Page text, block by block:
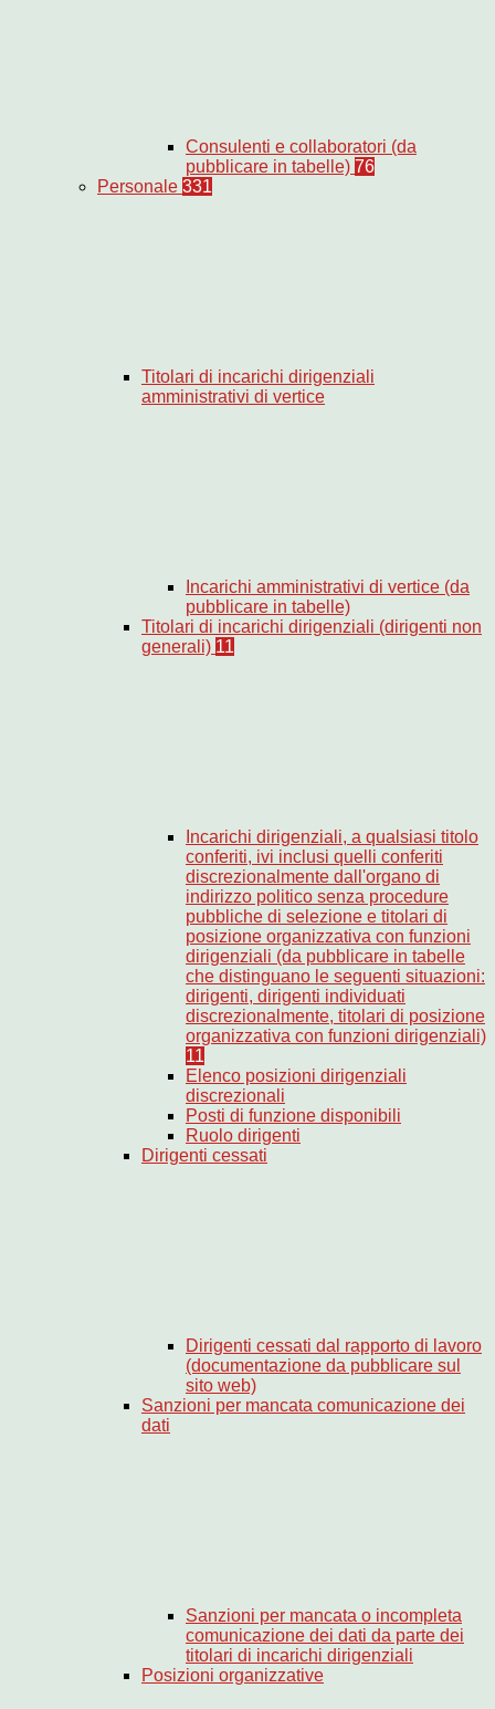
Consulenti e collaboratori (da
pubblicare in tabelle) 76
Personale 331
Titolari di incarichi dirigenziali
amministrativi di vertice
Incarichi amministrativi di vertice (da
pubblicare in tabelle)
Titolari di incarichi dirigenziali (dirigenti non
generali) 11
Incarichi dirigenziali, a qualsiasi titolo
conferiti, ivi inclusi quelli conferiti
discrezionalmente dall'organo di
indirizzo politico senza procedure
pubbliche di selezione e titolari di
posizione organizzativa con funzioni
dirigenziali (da pubblicare in tabelle
che distinguano le seguenti situazioni:
dirigenti, dirigenti individuati
discrezionalmente, titolari di posizione
organizzativa con funzioni dirigenziali)
11
Elenco posizioni dirigenziali
discrezionali
Posti di funzione disponibili
Ruolo dirigenti
Dirigenti cessati
Dirigenti cessati dal rapporto di lavoro
(documentazione da pubblicare sul
sito web)
Sanzioni per mancata comunicazione dei
dati
Sanzioni per mancata o incompleta
comunicazione dei dati da parte dei
titolari di incarichi dirigenziali
Posizioni organizzative